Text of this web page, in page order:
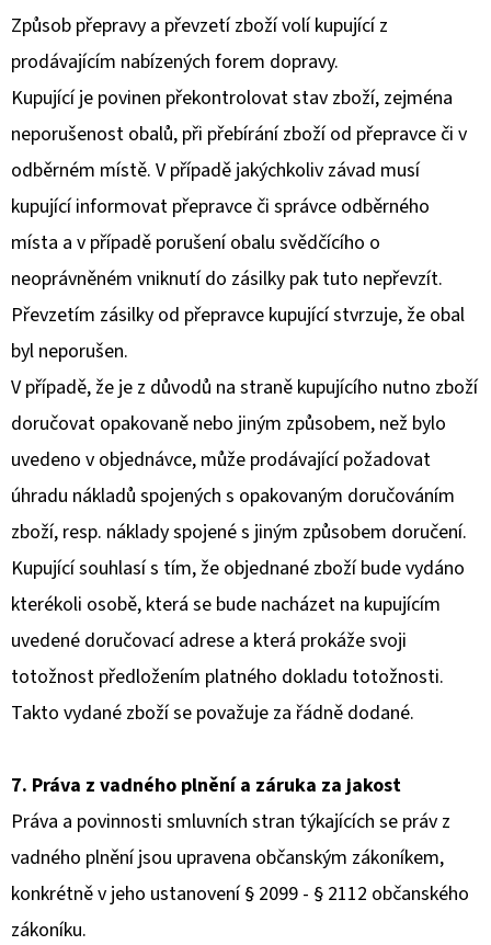
Způsob přepravy a převzetí zboží volí kupující z
prodávajícím nabízených forem dopravy.
Kupující je povinen překontrolovat stav zboží, zejména
neporušenost obalů, při přebírání zboží od přepravce či v
odběrném místě. V případě jakýchkoliv závad musí
kupující informovat přepravce či správce odběrného
místa a v případě porušení obalu svědčícího o
neoprávněném vniknutí do zásilky pak tuto nepřevzít.
Převzetím zásilky od přepravce kupující stvrzuje, že obal
byl neporušen.
V případě, že je z důvodů na straně kupujícího nutno zboží
doručovat opakovaně nebo jiným způsobem, než bylo
uvedeno v objednávce, může prodávající požadovat
úhradu nákladů spojených s opakovaným doručováním
zboží, resp. náklady spojené s jiným způsobem doručení.
Kupující souhlasí s tím, že objednané zboží bude vydáno
kterékoli osobě, která se bude nacházet na kupujícím
uvedené doručovací adrese a která prokáže svoji
totožnost předložením platného dokladu totožnosti.
Takto vydané zboží se považuje za řádně dodané.
7. Práva z vadného plnění a záruka za jakost
Práva a povinnosti smluvních stran týkajících se práv z
vadného plnění jsou upravena občanským zákoníkem,
konkrétně v jeho ustanovení § 2099 - § 2112 občanského
zákoníku.